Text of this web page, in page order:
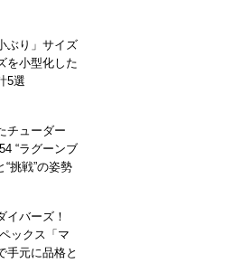
ぶり」サイズ
を小型化した
5選
チューダー
“ラグーンブ
“挑戦”の姿勢
イバーズ！
ックス「マ
手元に品格と